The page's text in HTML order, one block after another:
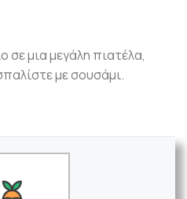
μια μεγάλη πιατέλα,
με σουσάμι.